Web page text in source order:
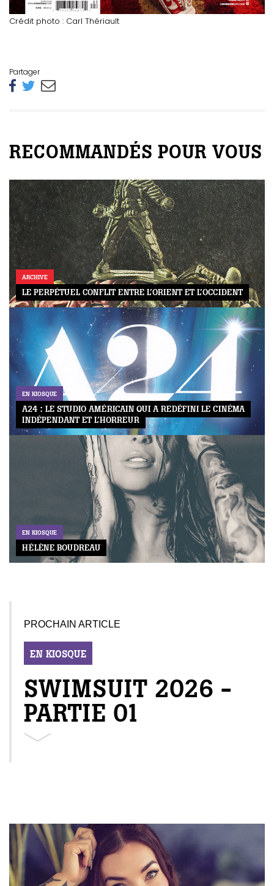
Crédit photo : Carl Thériault
Partager
RECOMMANDÉS POUR VOUS
ARCHIVE
LE PERPÉTUEL CONFLIT ENTRE L’ORIENT ET L’OCCIDENT
EN KIOSQUE
A24 : LE STUDIO AMÉRICAIN QUI A REDÉFINI LE CINÉMA
INDÉPENDANT ET L’HORREUR
EN KIOSQUE
HÉLÈNE BOUDREAU
PROCHAIN ARTICLE
EN KIOSQUE
SWIMSUIT 2026 -
PARTIE 01